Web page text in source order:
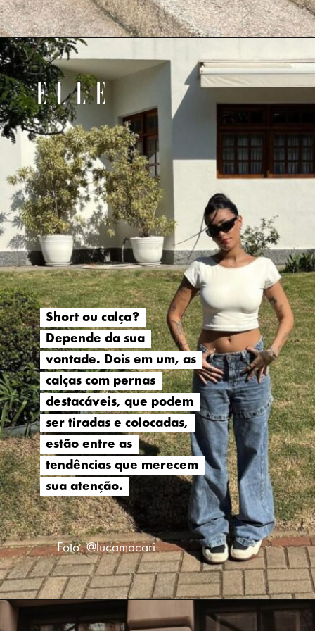
Short ou calça?
Depende da sua
vontade. Dois em um, as
calças com pernas
destacáveis, que podem
ser tiradas e colocadas,
estão entre as
tendências que merecem
sua atenção.
Short ou calça?
Depende da sua
vontade. Dois em um, as
calças com pernas
destacáveis, que podem
ser tiradas e colocadas,
estão entre as
tendências que merecem
sua atenção.
Foto: @lucamacari